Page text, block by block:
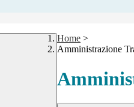
Home >
Amministrazione